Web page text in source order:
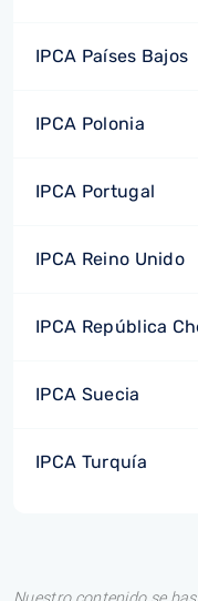
IPCA Países Bajos
IPCA Polonia
IPCA Portugal
IPCA Reino Unido
IPCA República
IPCA Suecia
IPCA Turquía